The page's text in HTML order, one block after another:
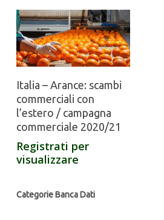
Italia – Arance: scambi
commerciali con
l’estero / campagna
commerciale 2020/21
Registrati per
visualizzare
Categorie Banca Dati